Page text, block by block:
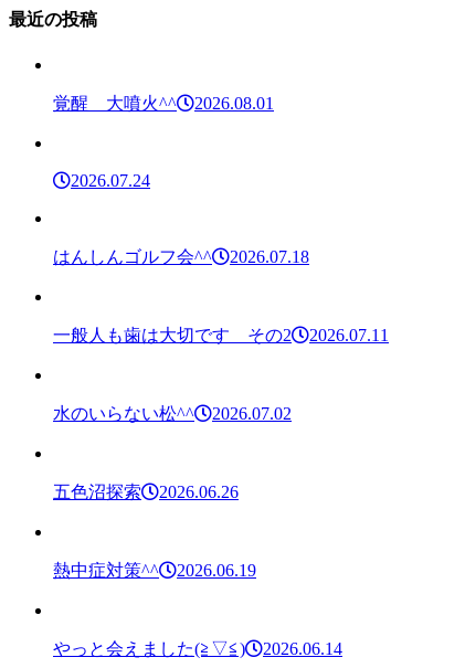
最近の投稿
覚醒 大噴火^^ 2026.08.01
2026.07.24
はんしんゴルフ会^^ 2026.07.18
一般人も歯は大切です その2 2026.07.11
水のいらない松^^ 2026.07.02
五色沼探索 2026.06.26
熱中症対策^^ 2026.06.19
やっと会えました(≧▽≦) 2026.06.14